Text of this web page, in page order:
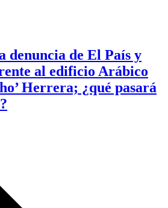
denuncia de El País y
al edificio Arábico
Herrera; ¿qué pasará